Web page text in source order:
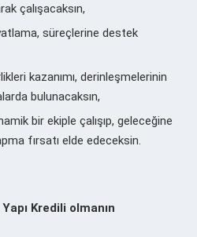
çalışacaksın,
süreçlerine destek
kazanımı, derinleşmelerinin
bulunacaksın,
bir ekiple çalışıp, geleceğine
fırsatı elde edeceksin.
Kredili olmanın